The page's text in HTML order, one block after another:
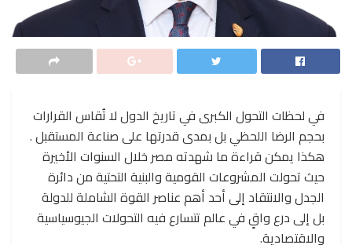
في لحظات التحول الكبرى في تاريخ الدول لا تُقاس القرارات
بحجم الرضا اللحظي بل بمدى قدرتها على صناعة المستقبل .
هكذا يمكن قراءة ما شهدته مصر خلال السنوات الأخيرة
حيث تحولت المشروعات القومية والبنية التحتية من دائرة
الجدل والانتقاد إلى أحد أهم عناصر القوة الشاملة للدولة
بل إلى درع واقٍ في عالم تتسارع فيه التحولات الجيوسياسية
والاقتصادية.